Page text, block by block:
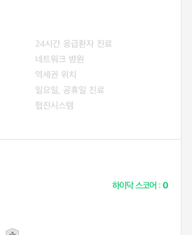
24시간 응급환자 진료
네트워크 병원
역세권 위치
일요일, 공휴일 진료
협진시스템
하이닥 스코어 :0